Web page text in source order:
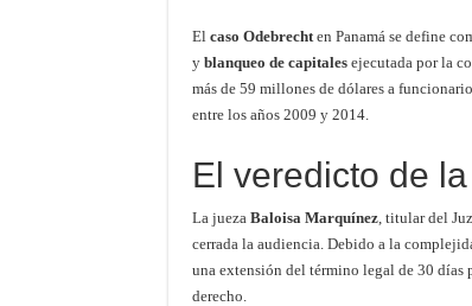
El caso Odebrecht en Panamá se define
y blanqueo de capitales ejecutada por la
más de 59 millones de dólares a
entre los años 2009 y 2014.
El veredicto de
La jueza Baloisa Marquínez , titular del
cerrada la audiencia. Debido a la
una extensión del término legal de 30 días
derecho.